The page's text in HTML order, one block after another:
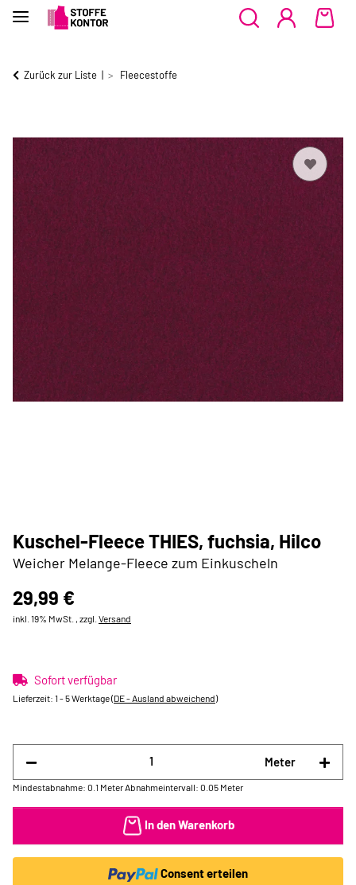
Zurück zur Liste Fleecestoffe
Kuschel-Fleece THIES, fuchsia, Hilco
Weicher Melange-Fleece zum Einkuscheln
29,99 €
inkl. 19% MwSt. , zzgl. Versand
Sofort verfügbar
Lieferzeit: 1 - 5 Werktage(DE - Ausland abweichend)
Meter
Mindestabnahme: 0.1 Meter Abnahmeintervall: 0.05 Meter
In den Warenkorb
Consent erteilen